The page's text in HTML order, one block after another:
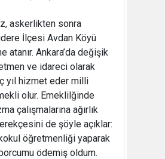
askerlikten sonra
İlçesi Avdan Köyü
atanır. Ankara’da değişik
ve idareci olarak
yıl hizmet eder milli
olur. Emeklilğinde
çalışmalarına ağırlık
de şöyle açıklar:
öğretmenliği yaparak
ödemiş oldum.